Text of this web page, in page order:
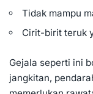
Tidak mampu
Cirit-birit teruk
Gejala seperti ini
jangkitan,